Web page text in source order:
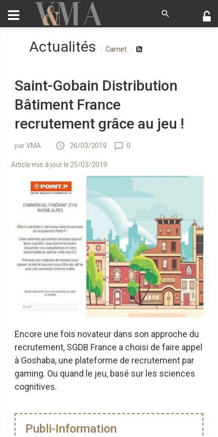
Actualités Carnet
Saint-Gobain Distribution
Bâtiment France
recrutement grâce au jeu !
VMA 26/03/2019 0
Article mis à jour le 25/03/2019
Encore une fois novateur dans son approche du
recrutement, SGDB France a choisi de faire appel
à Goshaba, une plateforme de recrutement par
gaming. Ou quand le jeu, basé sur les sciences
cognitives.
Publi-Information